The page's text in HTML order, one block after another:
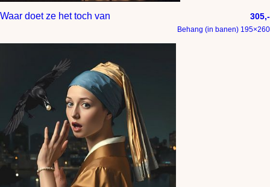
Waar doet ze het toch van 305,-
Behang (in banen) 195×260